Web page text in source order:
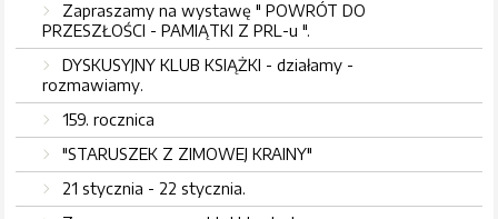
Zapraszamy na wystawę " POWRÓT DO
PRZESZŁOŚCI - PAMIĄTKI Z PRL-u ".
DYSKUSYJNY KLUB KSIĄŻKI - działamy -
rozmawiamy.
159. rocznica
"STARUSZEK Z ZIMOWEJ KRAINY"
21 stycznia - 22 stycznia.